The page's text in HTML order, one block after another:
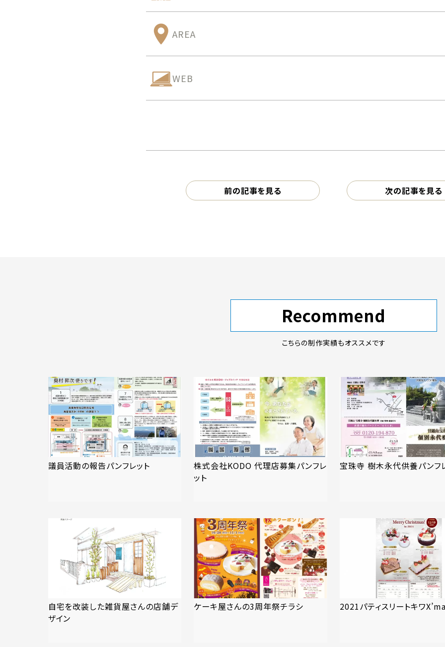
AREA
WEB
前の記事を見る 次の記事を見る
Recommend
こちらの制作実績もオススメです
議員活動の報告パンフレット
株式会社KODO 代理店募集パンフレ
ット
宝珠寺 樹木永代供養パンフ
自宅を改装した雑貨屋さんの店舗デ
ザイン
ケーキ屋さんの3周年祭チラシ 2021パティスリートキワ